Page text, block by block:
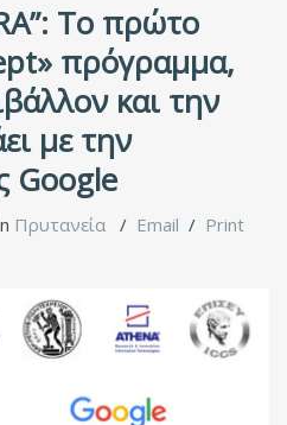
Το πρώτο
πρόγραμμα,
και την
με την
Google
Πρυτανεία Email Print